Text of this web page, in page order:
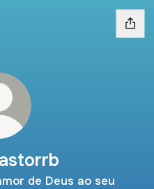
de Deus ao seu